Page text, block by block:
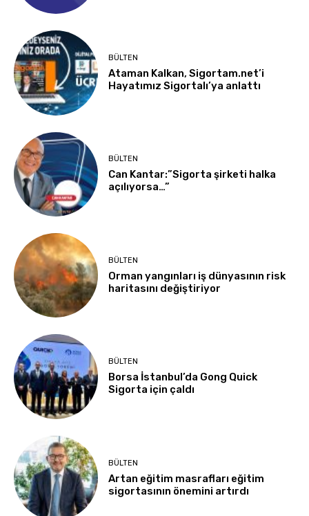
BÜLTEN
Ataman Kalkan, Sigortam.net’i
Hayatımız Sigortalı’ya anlattı
BÜLTEN
Can Kantar:”Sigorta şirketi halka
açılıyorsa…”
BÜLTEN
Orman yangınları iş dünyasının risk
haritasını değiştiriyor
BÜLTEN
Borsa İstanbul’da Gong Quick
Sigorta için çaldı
BÜLTEN
Artan eğitim masrafları eğitim
sigortasının önemini artırdı